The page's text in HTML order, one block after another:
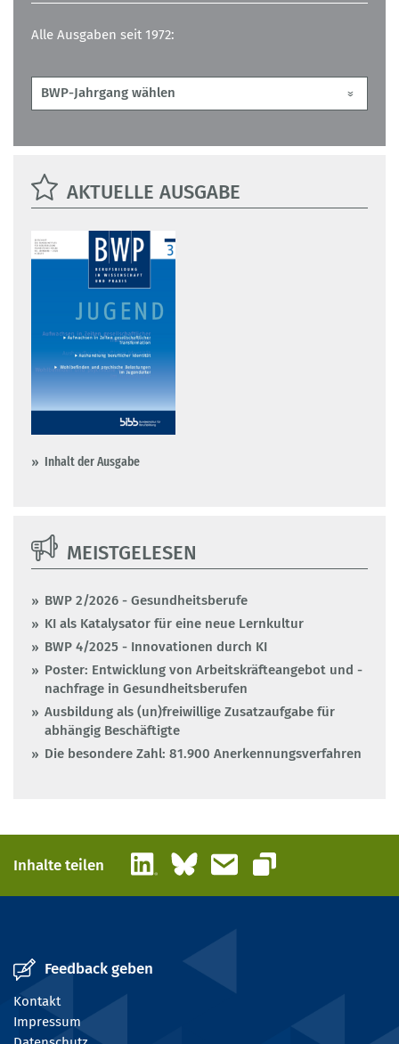
Alle Ausgaben seit 1972:
AKTUELLE AUSGABE
Inhalt der Ausgabe
MEISTGELESEN
BWP 2/2026 - Gesundheitsberufe
KI als Katalysator für eine neue Lernkultur
BWP 4/2025 - Innovationen durch KI
Poster: Entwicklung von Arbeitskräfteangebot und -
nachfrage in Gesundheitsberufen
Ausbildung als (un)freiwillige Zusatzaufgabe für
abhängig Beschäftigte
Die besondere Zahl: 81.900 Anerkennungsverfahren
Inhalte teilen LinkedInBlueskyE-Mail
Link kopieren
Feedback geben
Kontakt
Impressum